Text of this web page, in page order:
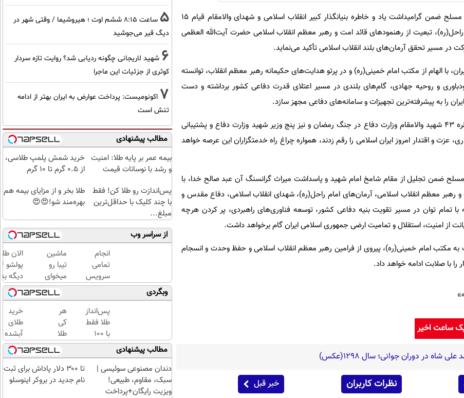
وزارت دفاع و پشتیبانی نیروهای مسلح ضمن گرامیداشت یاد و خاطره بنیانگذار کبیر انقلاب اسلامی و شهدای والامقام قیام ۱۵
راحل(ره)، تبعیت از رهنمودهای قائد امت و رهبر معظم انقلاب اسلامی حضرت آیت‌الله العظمی
در مسیر تحقق آرمان‌های بلند انقلاب اسلامی تأکید می‌نماید.
با الهام از مکتب امام خمینی(ره) و در پرتو هدایت‌های حکیمانه رهبر معظم انقلاب، توانسته
و روحیه جهادی، گام‌های بلندی در مسیر اعتلای قدرت دفاعی کشور برداشته و دست
را به پیشرفته‌ترین تجهیزات و سامانه‌های دفاعی مجهز سازد.
در این مسیر پرافتخار، یاد و خاطره ۴۳ شهید والامقام وزارت دفاع در جنگ رمضان و نیز پنج وزیر شهید وزارت دفاع و پشتیبانی
عزت و اقتدار امروز ایران اسلامی را رقم زدند، همواره چراغ راه خدمتگزاران این عرصه خواهد
مسلح ضمن تجلیل از مقام شامخ امام شهید و پاسداشت میراث گرانسنگ آن عبد صالح خدا، با
و رهبر معظم انقلاب اسلامی، آرمان‌های امام راحل(ره)، شهدای انقلاب اسلامی، دفاع مقدس و
تمام توان در مسیر تقویت بنیه دفاعی کشور، توسعه فناوری‌های راهبردی، پر کردن هرچه
از امنیت، استقلال و تمامیت ارضی جمهوری اسلامی ایران گام برخواهد داشت.
مکتب امام خمینی(ره)، پیروی از فرامین رهبر معظم انقلاب اسلامی و حفظ وحدت و انسجام
با صلابت ادامه خواهد داد.
ساعت اخیر
در دوران جوانی؛ سال 1298(عکس)
نظرات کاربران خبر قبل
5
ساعت ۸:۱۵ ششم اوت ؛ هیروشیما / وقتی شهر در
دیگ قیر می‌جوشید
6 شهید لاریجانی چگونه ردیابی شد؟ روایت تازه سردار
کوثری از جزئیات این ماجرا
7 اکونومیست: پرداخت عوارض به ایران بهتر از ادامه
تنش است
مطالب پیشنهادی
بیمه عمر بر پایه طلا: امنیت
و رشد با نوسانات قیمت
خرید شمش پلمپ طلاسی،
از ۰.۵ گرم تا ۱۰ گرم
پس‌اندازت رو طلا کن! فقط
با چند کلیک با حداقل‌ترین
مبلغ...
طلا بخر و از مزایای بیمه هم
بهره‌مند شو!😍😍
از سراسر وب
انجام
تمامی
سرویس
های
ماشین
درمحل
ماشین
تیبا رو
میخوای
بفروشی؟
اینجا
بدون
آگهی و
در چند
ساعت
بفروشش
الان
دیگه
طلا با
بی‌بهره
وبگردی
پس‌انداز
طلا فقط
با ۱۰۰
هزارتومان
(امن و
راحت)
هر
کی
طلا
داره،
غم
نداره!
😊💎
خرید
طلای
آبشده
حتی با
۱۰۰هزارتومان
مطالب پیشنهادی
دندان مصنوعی سوئیسی |
سبک، مقاوم، طبیعی!
ویزیت رایگان+پرداخت
تا ۳۰۰ دلار پاداش برای ثبت
نام جدید در بروکر اینوسلو